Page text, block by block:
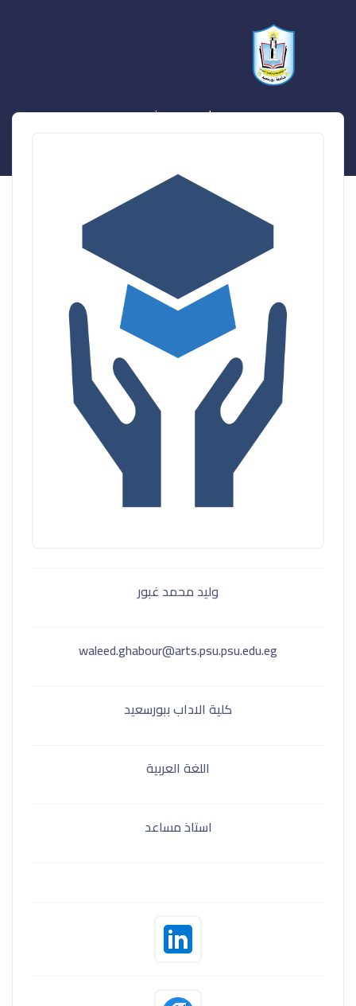
وليد محمد غبور
وليد محمد غبور
waleed.ghabour@arts.psu.psu.edu.eg
كلية الاداب ببورسعيد
اللغة العربية
استاذ مساعد